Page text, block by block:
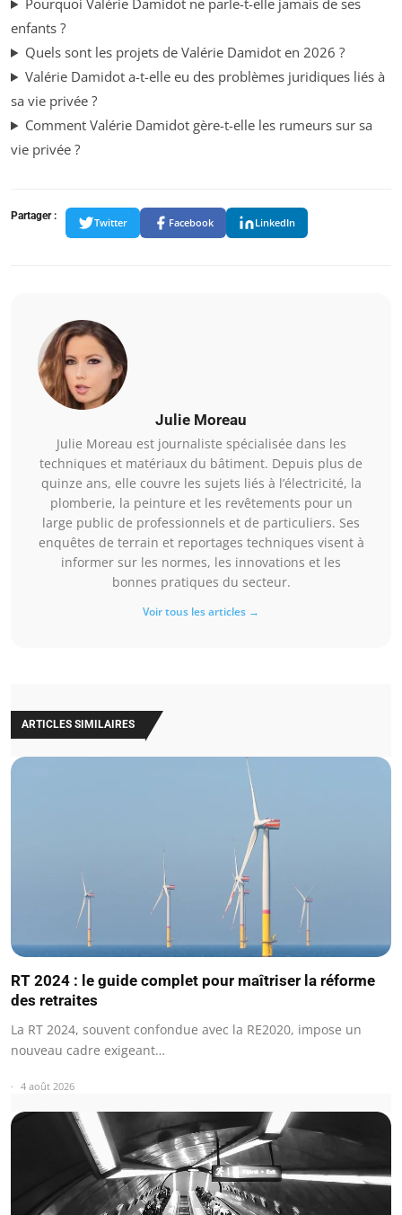
enfants ?
Quels sont les projets de Valérie Damidot en 2026 ?
Valérie Damidot a-t-elle eu des problèmes juridiques liés à
sa vie privée ?
Comment Valérie Damidot gère-t-elle les rumeurs sur sa
vie privée ?
Partager :
Twitter Facebook LinkedIn
Julie Moreau
Julie Moreau est journaliste spécialisée dans les
techniques et matériaux du bâtiment. Depuis plus de
quinze ans, elle couvre les sujets liés à l’électricité, la
plomberie, la peinture et les revêtements pour un
large public de professionnels et de particuliers. Ses
enquêtes de terrain et reportages techniques visent à
informer sur les normes, les innovations et les
bonnes pratiques du secteur.
Voir tous les articles →
ARTICLES SIMILAIRES
RT 2024 : le guide complet pour maîtriser la réforme
des retraites
La RT 2024, souvent confondue avec la RE2020, impose un
nouveau cadre exigeant…
4 août 2026